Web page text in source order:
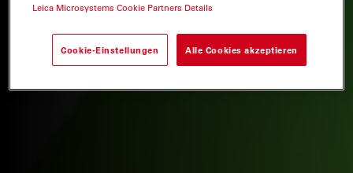
Leica Microsystems Cookie Partners Details
Cookie-Einstellungen Alle Cookies akzeptieren